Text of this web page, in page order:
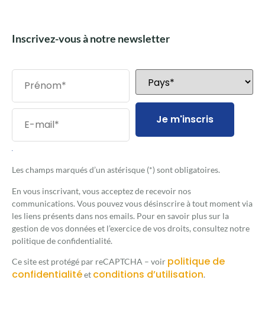
Inscrivez-vous à notre newsletter
Je m'inscris
.
Les champs marqués d’un astérisque (*) sont obligatoires.
En vous inscrivant, vous acceptez de recevoir nos
communications. Vous pouvez vous désinscrire à tout moment via
les liens présents dans nos emails. Pour en savoir plus sur la
gestion de vos données et l’exercice de vos droits, consultez notre
politique de confidentialité.
Ce site est protégé par reCAPTCHA – voir politique de
confidentialitéet conditions d’utilisation.